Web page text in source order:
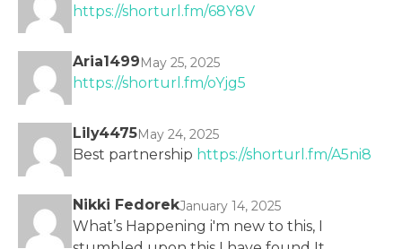
https://shorturl.fm/68Y8V
Aria1499May 25, 2025
https://shorturl.fm/oYjg5
Lily4475May 24, 2025
Best partnership https://shorturl.fm/A5ni8
Nikki FedorekJanuary 14, 2025
What’s Happening i'm new to this, I